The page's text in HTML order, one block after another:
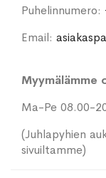
Puhelinnumero:
Email:
Myymälämme
Ma-Pe 08.00-
(Juhlapyhien
sivuiltamme)